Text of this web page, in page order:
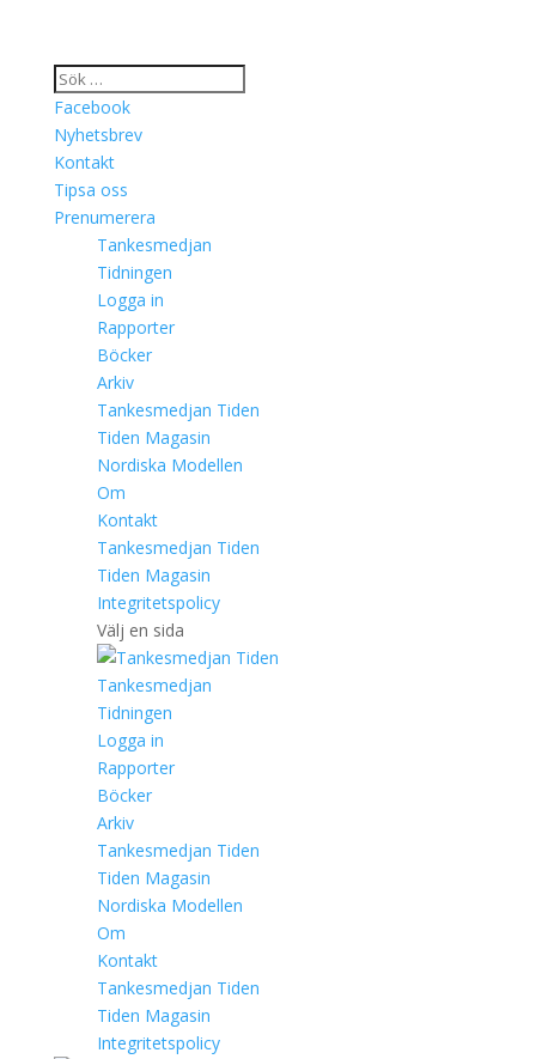
Facebook
Nyhetsbrev
Kontakt
Tipsa oss
Prenumerera
Tankesmedjan
Tidningen
Logga in
Rapporter
Böcker
Arkiv
Tankesmedjan Tiden
Tiden Magasin
Nordiska Modellen
Om
Kontakt
Tankesmedjan Tiden
Tiden Magasin
Integritetspolicy
Välj en sida
Tankesmedjan
Tidningen
Logga in
Rapporter
Böcker
Arkiv
Tankesmedjan Tiden
Tiden Magasin
Nordiska Modellen
Om
Kontakt
Tankesmedjan Tiden
Tiden Magasin
Integritetspolicy